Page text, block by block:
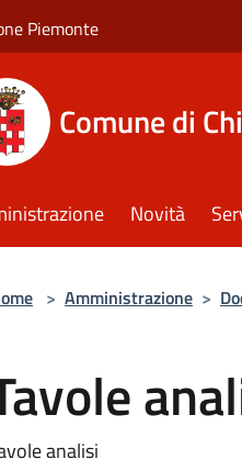
Piemonte
Comune di
Novità
> Amministrazione >
analisi